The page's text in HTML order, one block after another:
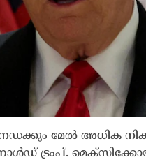
മേൽ അധിക
ട്രംപ്.